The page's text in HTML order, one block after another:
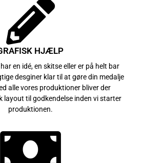
HJÆLP
en idé, en skitse eller er på helt bar
desginer klar til at gøre din medalje
alle vores produktioner bliver der
layout til godkendelse inden vi starter
produktionen.